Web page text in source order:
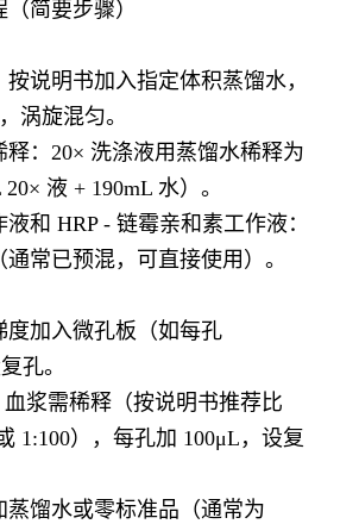
简要步骤）
说明书加入指定体积蒸馏水，
涡旋混匀。
释：20× 洗涤液用蒸馏水稀释为
液 + 190mL 水）。
和 HRP - 链霉亲和素工作液：
常已预混，可直接使用）。
度加入微孔板（如每孔
孔。
浆需稀释（按说明书推荐比
1:100），每孔加 100μL，设复
蒸馏水或零标准品（通常为